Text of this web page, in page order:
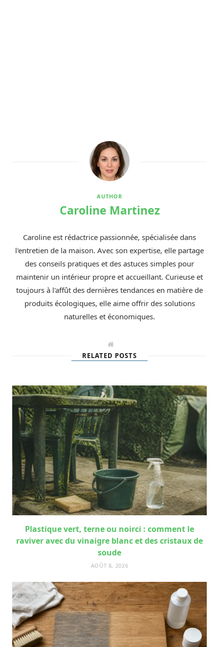
AUTHOR
Caroline Martinez
Caroline est rédactrice passionnée, spécialisée dans
l'entretien de la maison. Avec son expertise, elle partage
des conseils pratiques et des astuces simples pour
maintenir un intérieur propre et accueillant. Curieuse et
toujours à l'affût des dernières tendances en matière de
produits écologiques, elle aime offrir des solutions
naturelles et économiques.
W
b
e
RELATED POSTS
Plastique vert, terne ou noirci : comment le
raviver avec du vinaigre blanc et des cristaux de
soude
AOÛT 8, 2026